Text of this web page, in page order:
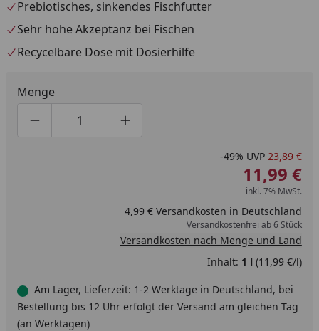
Prebiotisches, sinkendes Fischfutter
Sehr hohe Akzeptanz bei Fischen
Recycelbare Dose mit Dosierhilfe
Menge
Produktmenge um eins verringern
Produktmenge manuell eingeben
Produktmenge um eins erhöhen
-49% UVP 23,89 €
11,99 €
inkl. 7% MwSt.
4,99 € Versandkosten in Deutschland
Versandkostenfrei ab 6 Stück
Versandkosten nach Menge und Land
Inhalt: 1 l (11,99 €/l)
Am Lager, Lieferzeit: 1-2 Werktage in Deutschland, bei
Bestellung bis 12 Uhr erfolgt der Versand am gleichen Tag
(an Werktagen)